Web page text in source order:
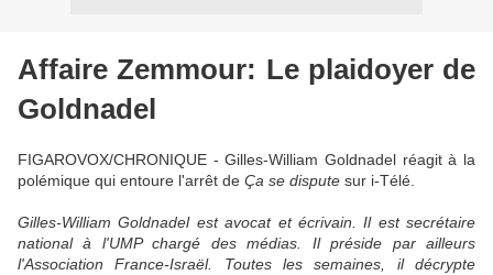
Affaire Zemmour: Le plaidoyer de
Goldnadel
FIGAROVOX/CHRONIQUE - Gilles-William Goldnadel réagit à la
polémique qui entoure l'arrêt de Ça se dispute sur i-Télé.
Gilles-William Goldnadel est avocat et écrivain. Il est secrétaire
national à l'UMP chargé des médias. Il préside par ailleurs
l'Association France-Israël. Toutes les semaines, il décrypte